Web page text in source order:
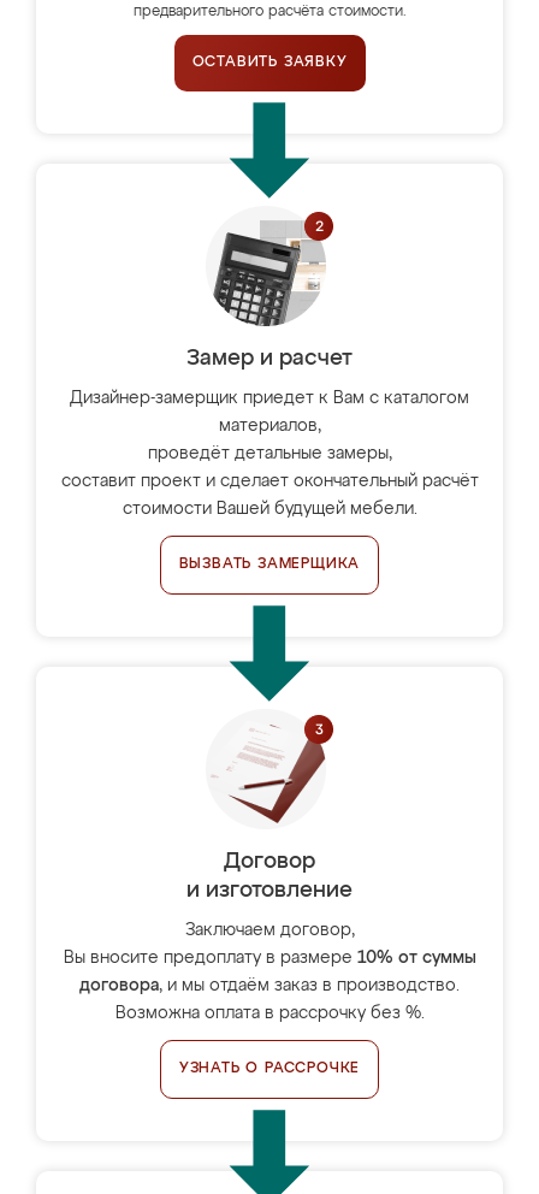
предварительного расчёта стоимости.
ОСТАВИТЬ ЗАЯВКУ
Замер и расчет
Дизайнер-замерщик приедет к Вам с каталогом
материалов,
проведёт детальные замеры,
составит проект и сделает окончательный расчёт
стоимости Вашей будущей мебели.
ВЫЗВАТЬ ЗАМЕРЩИКА
Договор
и изготовление
Заключаем договор,
Вы вносите предоплату в размере 10% от суммы
договора, и мы отдаём заказ в производство.
Возможна оплата в рассрочку без %.
УЗНАТЬ О РАССРОЧКЕ